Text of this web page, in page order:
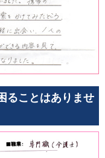
ることはありませ